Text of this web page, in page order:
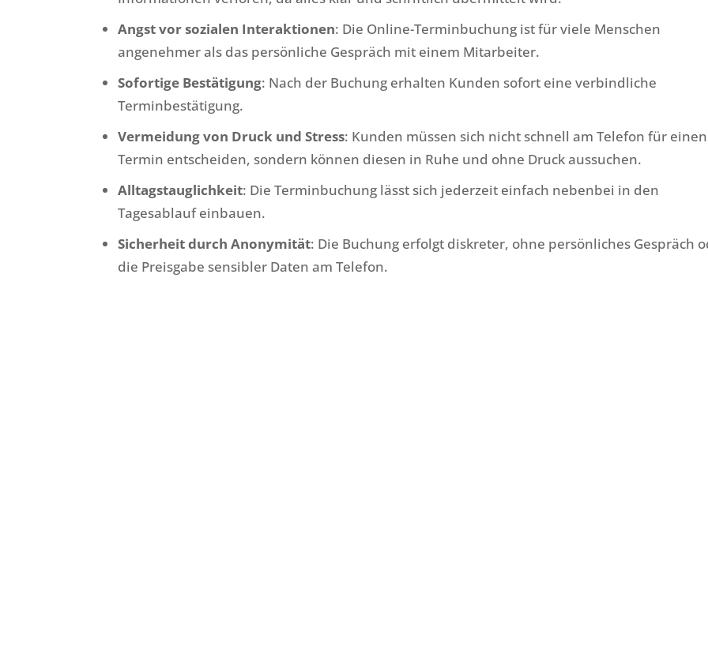
Angst vor sozialen Interaktionen: Die Online-Terminbuchung ist für viele Menschen
angenehmer als das persönliche Gespräch mit einem Mitarbeiter.
Sofortige Bestätigung: Nach der Buchung erhalten Kunden sofort eine verbindliche
Terminbestätigung.
Vermeidung von Druck und Stress: Kunden müssen sich nicht schnell am Telefon für einen
Termin entscheiden, sondern können diesen in Ruhe und ohne Druck aussuchen.
Alltagstauglichkeit: Die Terminbuchung lässt sich jederzeit einfach nebenbei in den
Tagesablauf einbauen.
Sicherheit durch Anonymität: Die Buchung erfolgt diskreter, ohne persönliches Gespräch
die Preisgabe sensibler Daten am Telefon.